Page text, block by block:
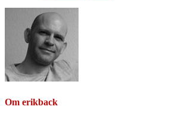
Om erikback